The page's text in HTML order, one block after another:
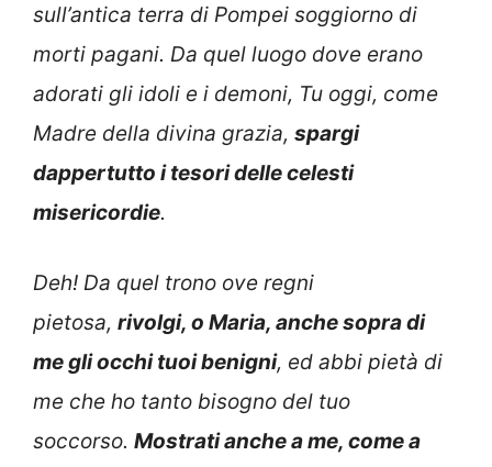
sull’antica terra di Pompei soggiorno di
morti pagani. Da quel luogo dove erano
adorati gli idoli e i demoni, Tu oggi, come
Madre della divina grazia, spargi
dappertutto i tesori delle celesti
misericordie.
Deh! Da quel trono ove regni
pietosa, rivolgi, o Maria, anche sopra di
me gli occhi tuoi benigni, ed abbi pietà di
me che ho tanto bisogno del tuo
soccorso. Mostrati anche a me, come a